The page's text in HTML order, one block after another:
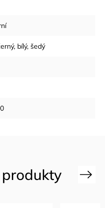
bílý, šedý
Next